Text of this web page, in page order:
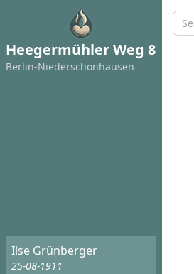
Heegermühler Weg 8
Berlin-Niederschönhausen
Ilse Grünberger
25-08-1911